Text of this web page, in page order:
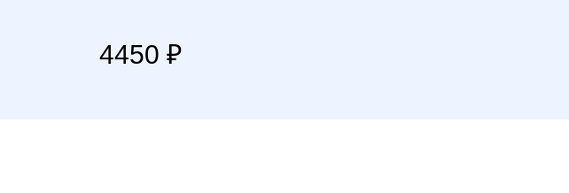
4450 ₽